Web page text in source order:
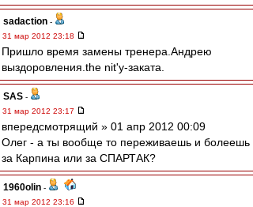
sadaction -
31 мар 2012 23:18
Пришло время замены тренера.Андрею
выздоровления.the nit'у-заката.
SAS -
31 мар 2012 23:17
впередсмотрящий » 01 апр 2012 00:09
Олег - а ты вообще то переживаешь и болеешь
за Карпина или за СПАРТАК?
1960olin -
31 мар 2012 23:16